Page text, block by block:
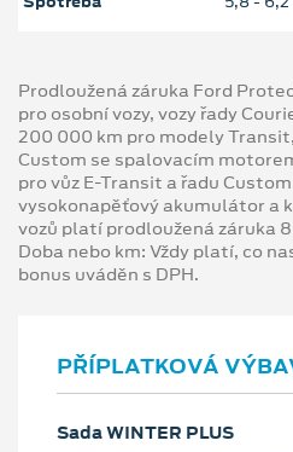
Prodloužená záruka Ford
pro osobní vozy, vozy řady
200 000 km pro modely
Custom se spalovacím
pro vůz E-Transit a řadu Custom
vysokonapěťový akumulátor a
vozů platí prodloužená záruka
Doba nebo km: Vždy platí, co
bonus uváděn s DPH.
PŘÍPLATKOVÁ
Sada WINTER PLUS